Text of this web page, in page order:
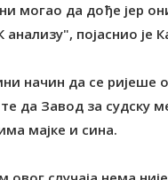
могао да дође јер
појаснио је
начин да се ријеше
да Завод за судску
мајке и сина.